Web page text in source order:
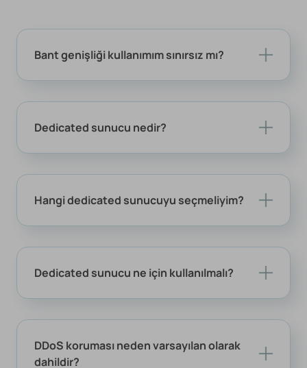
Bant genişliği kullanımım sınırsız mı?
Dedicated sunucu nedir?
Hangi dedicated sunucuyu seçmeliyim?
Dedicated sunucu ne için kullanılmalı?
DDoS koruması neden varsayılan olarak
dahildir?